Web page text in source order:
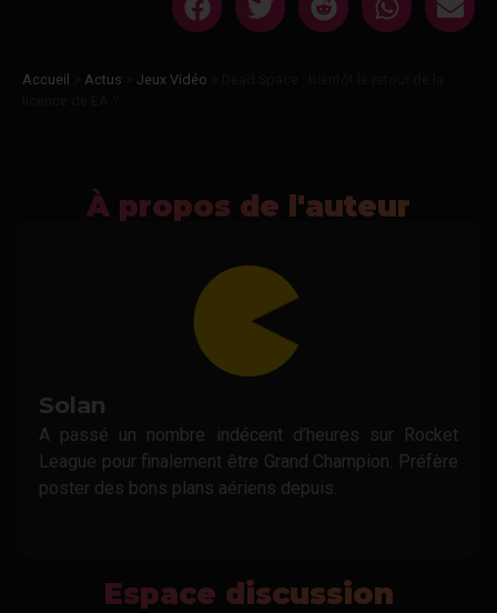
Accueil Actus Jeux Vidéo
À propos de l'auteur
Solan
A passé un nombre indécent d’heures sur Rocket
League pour finalement être Grand Champion. Préfère
poster des bons plans aériens depuis.
Espace discussion